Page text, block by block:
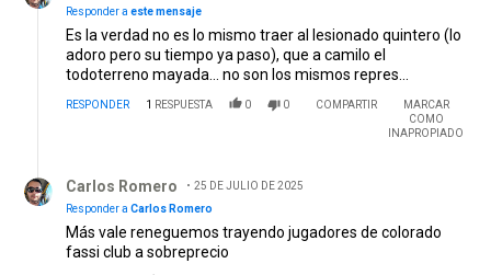
Responder a este mensaje
Es la verdad no es lo mismo traer al lesionado quintero (lo
adoro pero su tiempo ya paso), que a camilo el
todoterreno mayada... no son los mismos repres...
RESPONDER 1 RESPUESTA 0 0 COMPARTIR
MARCAR
COMO
INAPROPIADO
Carlos Romero
25 DE JULIO DE 2025
Responder a Carlos Romero
Más vale reneguemos trayendo jugadores de colorado
fassi club a sobreprecio